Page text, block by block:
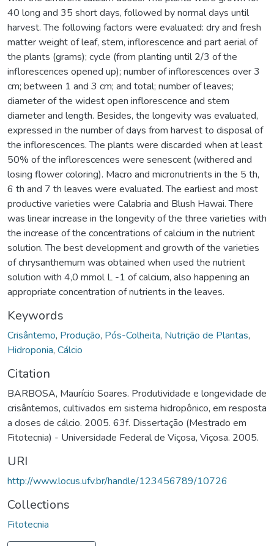
40 long and 35 short days, followed by normal days until
harvest. The following factors were evaluated: dry and fresh
matter weight of leaf, stem, inflorescence and part aerial of
the plants (grams); cycle (from planting until 2/3 of the
inflorescences opened up); number of inflorescences over 3
cm; between 1 and 3 cm; and total; number of leaves;
diameter of the widest open inflorescence and stem
diameter and length. Besides, the longevity was evaluated,
expressed in the number of days from harvest to disposal of
the inflorescences. The plants were discarded when at least
50% of the inflorescences were senescent (withered and
losing flower coloring). Macro and micronutrients in the 5 th,
6 th and 7 th leaves were evaluated. The earliest and most
productive varieties were Calabria and Blush Hawai. There
was linear increase in the longevity of the three varieties with
the increase of the concentrations of calcium in the nutrient
solution. The best development and growth of the varieties
of chrysanthemum was obtained when used the nutrient
solution with 4,0 mmol L -1 of calcium, also happening an
appropriate concentration of nutrients in the leaves.
Keywords
Crisântemo, Produção, Pós-Colheita, Nutrição de Plantas,
Hidroponia, Cálcio
Citation
BARBOSA, Maurício Soares. Produtividade e longevidade de
crisântemos, cultivados em sistema hidropônico, em resposta
a doses de cálcio. 2005. 63f. Dissertação (Mestrado em
Fitotecnia) - Universidade Federal de Viçosa, Viçosa. 2005.
URI
http://www.locus.ufv.br/handle/123456789/10726
Collections
Fitotecnia